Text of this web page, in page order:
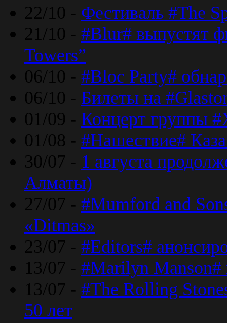
22/10 - Фестиваль #The
21/10 - #Blur# выпустят
Towers”
06/10 - #Bloc Party#
06/10 - Билеты на
01/09 - Концерт группы
01/08 - #Нашествие#
30/07 - 1 августа
Алматы)
27/07 - #Mumford and
«Ditmas»
23/07 - #Editors#
13/07 - #Marilyn Manson#
13/07 - #The Rolling
50 лет